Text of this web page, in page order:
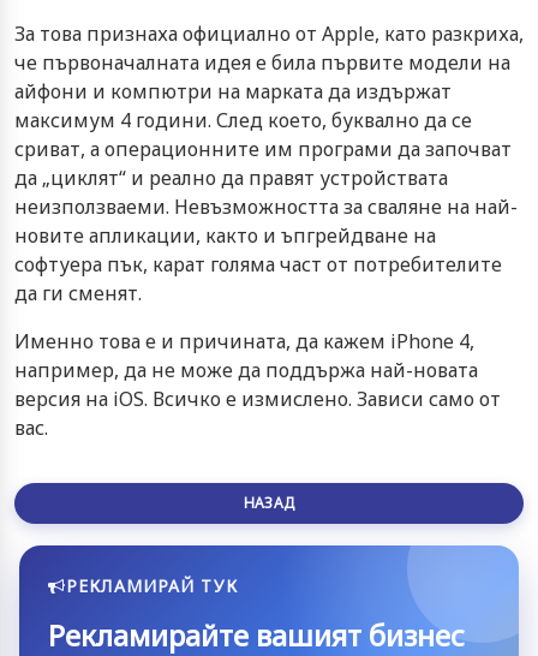
За това признаха официално от Apple, като разкриха,
че първоначалната идея е била първите модели на
айфони и компютри на марката да издържат
максимум 4 години. След което, буквално да се
сриват, а операционните им програми да започват
да „циклят“ и реално да правят устройствата
неизползваеми. Невъзможността за сваляне на най-
новите апликации, както и ъпгрейдване на
софтуера пък, карат голяма част от потребителите
да ги сменят.
Именно това е и причината, да кажем iPhone 4,
например, да не може да поддържа най-новата
версия на iOS. Всичко е измислено. Зависи само от
вас.
НАЗАД
РЕКЛАМИРАЙ ТУК
Рекламирайте вашият бизнес